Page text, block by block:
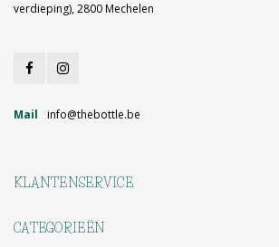
verdieping), 2800 Mechelen
Mail info@thebottle.be
KLANTENSERVICE
CATEGORIEËN